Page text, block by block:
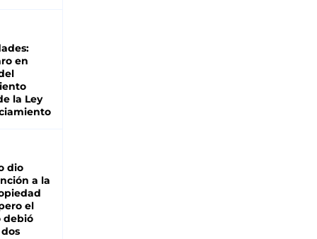
en
la Ley
dio
a la
el
debió